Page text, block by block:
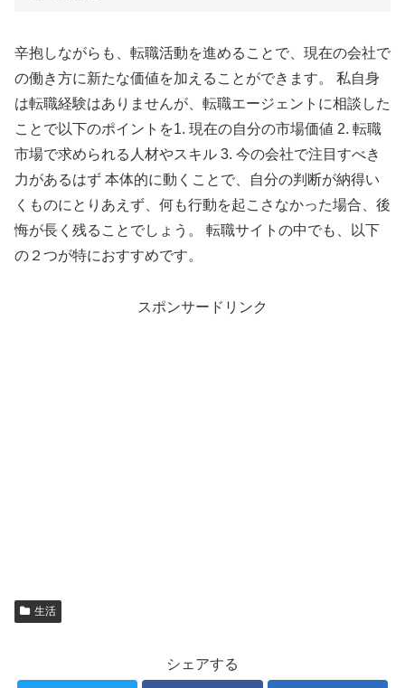
辛抱しながらも、転職活動を進めることで、現在の会社で
の働き方に新たな価値を加えることができます。 私自身
は転職経験はありませんが、転職エージェントに相談した
ことで以下のポイントを1. 現在の自分の市場価値 2. 転職
市場で求められる人材やスキル 3. 今の会社で注目すべき
力があるはず 本体的に動くことで、自分の判断が納得い
くものにとりあえず、何も行動を起こさなかった場合、後
悔が長く残ることでしょう。 転職サイトの中でも、以下
の２つが特におすすめです。
スポンサードリンク
生活
シェアする